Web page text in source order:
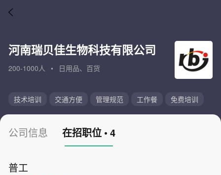
河南瑞贝佳生物科技有限公司
200-1000人 • 日用品、百货
技术培训 交通方便 管理规范 工作餐 免费培训
公司信息 在招职位 • 4
普工